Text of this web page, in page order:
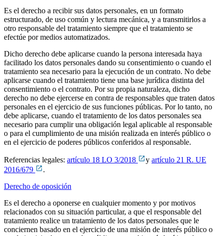
Es el derecho a recibir sus datos personales, en un formato
estructurado, de uso común y lectura mecánica, y a transmitirlos a
otro responsable del tratamiento siempre que el tratamiento se
efectúe por medios automatizados.
Dicho derecho debe aplicarse cuando la persona interesada haya
facilitado los datos personales dando su consentimiento o cuando el
tratamiento sea necesario para la ejecución de un contrato. No debe
aplicarse cuando el tratamiento tiene una base jurídica distinta del
consentimiento o el contrato. Por su propia naturaleza, dicho
derecho no debe ejercerse en contra de responsables que traten datos
personales en el ejercicio de sus funciones públicas. Por lo tanto, no
debe aplicarse, cuando el tratamiento de los datos personales sea
necesario para cumplir una obligación legal aplicable al responsable
o para el cumplimiento de una misión realizada en interés público o
en el ejercicio de poderes públicos conferidos al responsable.
Referencias legales: artículo 18 LO 3/2018 y artículo 21 R. UE
2016/679
.
Derecho de oposición
Es el derecho a oponerse en cualquier momento y por motivos
relacionados con su situación particular, a que el responsable del
tratamiento realice un tratamiento de los datos personales que le
conciernen basado en el ejercicio de una misión de interés público o